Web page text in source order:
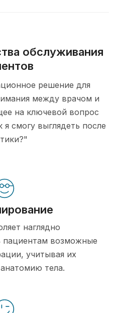
обслуживания
решение для
между врачом и
на ключевой вопрос
смогу выглядеть после
наглядно
пациентам возможные
учитывая их
тела.